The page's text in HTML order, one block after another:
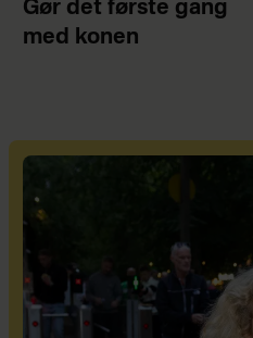
Gør det første gang
med konen